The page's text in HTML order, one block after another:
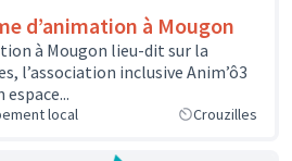
d’animation à Mougon
à Mougon lieu-dit sur la
l’association inclusive Anim’ô3
local Crouzilles